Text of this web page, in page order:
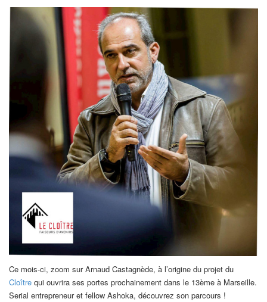
Ce mois-ci, zoom sur Arnaud Castagnède, à l’origine du projet du
Cloître qui ouvrira ses portes prochainement dans le 13ème à Marseille.
Serial entrepreneur et fellow Ashoka, découvrez son parcours !